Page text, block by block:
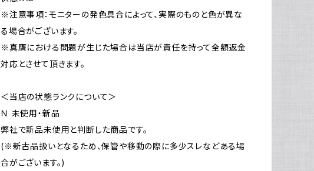
※注意事項：モニターの発色具合によって、実際のものと色が異な
る場合がございます。
※真贋における問題が生じた場合は当店が責任を持って全額返金
対応とさせて頂きます。
＜当店の状態ランクについて＞
Ｎ 未使用・新品
弊社で新品未使用と判断した商品です。
(※新古品扱いとなるため、保管や移動の際に多少スレなどある場
合がございます。)